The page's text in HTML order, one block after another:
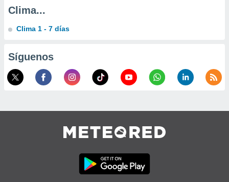
publicidad
1199
Clima...
Clima 1 - 7 días
Síguenos